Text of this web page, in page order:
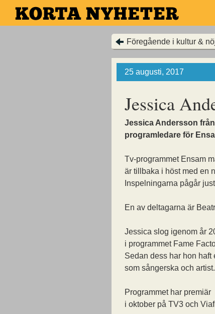
Hoppa
till
Föregående i kultur &
25 augusti, 2017
Jessica
Jessica Andersson
programledare för
Tv-programmet Ensam
är tillbaka i höst med en
Inspelningarna pågår
En av deltagarna är
Jessica slog igenom år
i programmet Fame
Sedan dess har hon haft
som sångerska och artist.
Programmet har premiär
i oktober på TV3 och